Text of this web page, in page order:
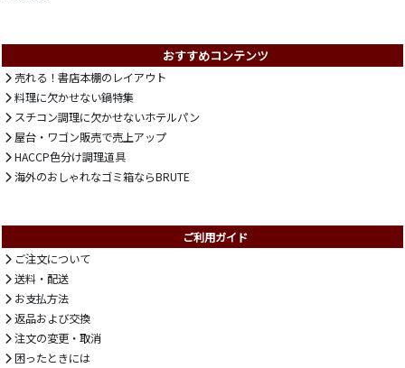
おすすめコンテンツ
売れる！書店本棚のレイアウト
料理に欠かせない鍋特集
スチコン調理に欠かせないホテルパン
屋台・ワゴン販売で売上アップ
HACCP色分け調理道具
海外のおしゃれなゴミ箱ならBRUTE
ご利用ガイド
ご注文について
送料・配送
お支払方法
返品および交換
注文の変更・取消
困ったときには